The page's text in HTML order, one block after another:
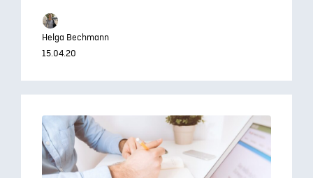
Helga Bechmann
15.04.20